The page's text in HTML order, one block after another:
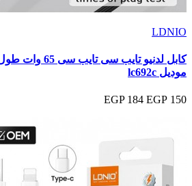
LDNIO
موديل lc692c
150 EGP
184 EGP